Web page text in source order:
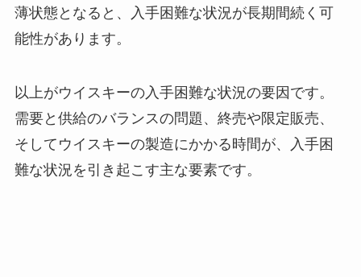
薄状態となると、入手困難な状況が長期間続く可
能性があります。
以上がウイスキーの入手困難な状況の要因です。
需要と供給のバランスの問題、終売や限定販売、
そしてウイスキーの製造にかかる時間が、入手困
難な状況を引き起こす主な要素です。